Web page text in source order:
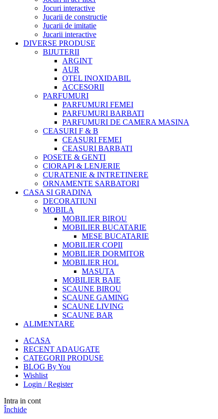
Jocuri interactive
Jucarii de constructie
Jucarii de imitatie
Jucarii interactive
DIVERSE PRODUSE
BIJUTERII
ARGINT
AUR
OTEL INOXIDABIL
ACCESORII
PARFUMURI
PARFUMURI FEMEI
PARFUMURI BARBATI
PARFUMURI DE CAMERA MASINA
CEASURI F & B
CEASURI FEMEI
CEASURI BARBATI
POSETE & GENTI
CIORAPI & LENJERIE
CURATENIE & INTRETINERE
ORNAMENTE SARBATORI
CASA SI GRADINA
DECORATIUNI
MOBILA
MOBILIER BIROU
MOBILIER BUCATARIE
MESE BUCATARIE
MOBILIER COPII
MOBILIER DORMITOR
MOBILIER HOL
MASUTA
MOBILIER BAIE
SCAUNE BIROU
SCAUNE GAMING
SCAUNE LIVING
SCAUNE BAR
ALIMENTARE
ACASA
RECENT ADAUGATE
CATEGORII PRODUSE
BLOG By You
Wishlist
Login / Register
Intra in cont
Închide